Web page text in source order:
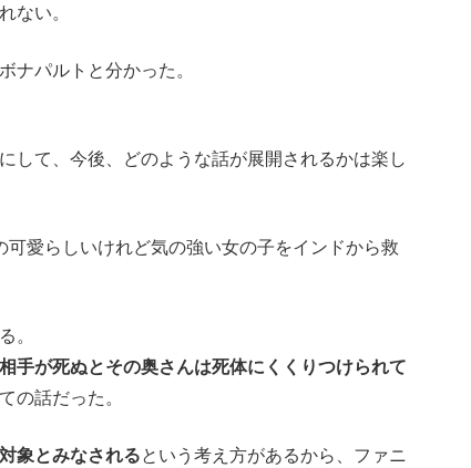
ない。
ナパルトと分かった。
して、今後、どのような話が展開されるかは楽し
愛らしいけれど気の強い女の子をインドから救
。
手が死ぬとその奥さんは死体にくくりつけられて
の話だった。
象とみなされるという考え方があるから、ファニ